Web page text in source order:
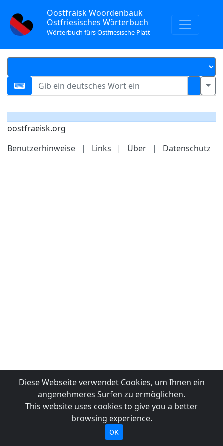
Oostfräisk Woordenbauk
Ostfriesisches Wörterbuch
Wörterbuch fürs Ostfriesische Platt
oostfraeisk.org
Benutzerhinweise
| Links | Über | Datenschutz
Diese Webseite verwendet Cookies, um Ihnen ein
angenehmeres Surfen zu ermöglichen.
This website uses cookies to give you a better
browsing experience.
OK